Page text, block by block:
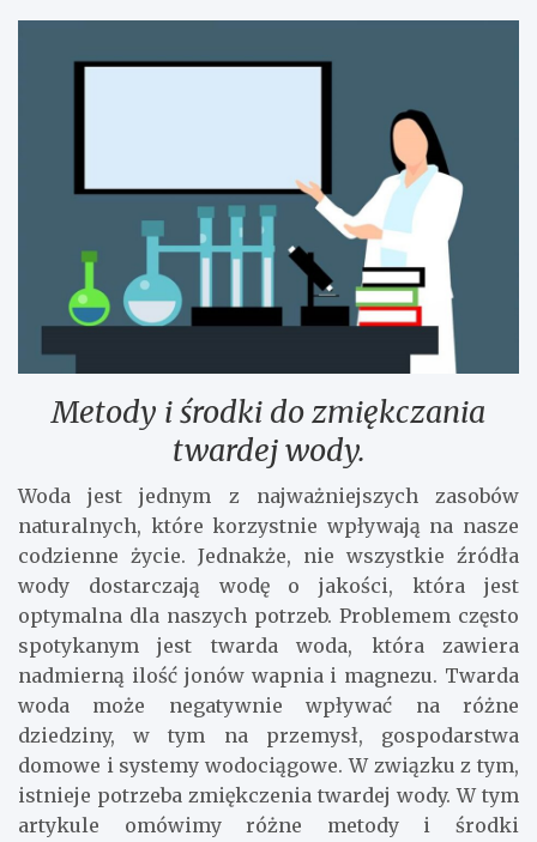
Metody i środki do zmiękczania
twardej wody.
Woda jest jednym z najważniejszych zasobów
naturalnych, które korzystnie wpływają na nasze
codzienne życie. Jednakże, nie wszystkie źródła
wody dostarczają wodę o jakości, która jest
optymalna dla naszych potrzeb. Problemem często
spotykanym jest twarda woda, która zawiera
nadmierną ilość jonów wapnia i magnezu. Twarda
woda może negatywnie wpływać na różne
dziedziny, w tym na przemysł, gospodarstwa
domowe i systemy wodociągowe. W związku z tym,
istnieje potrzeba zmiękczenia twardej wody. W tym
artykule omówimy różne metody i środki